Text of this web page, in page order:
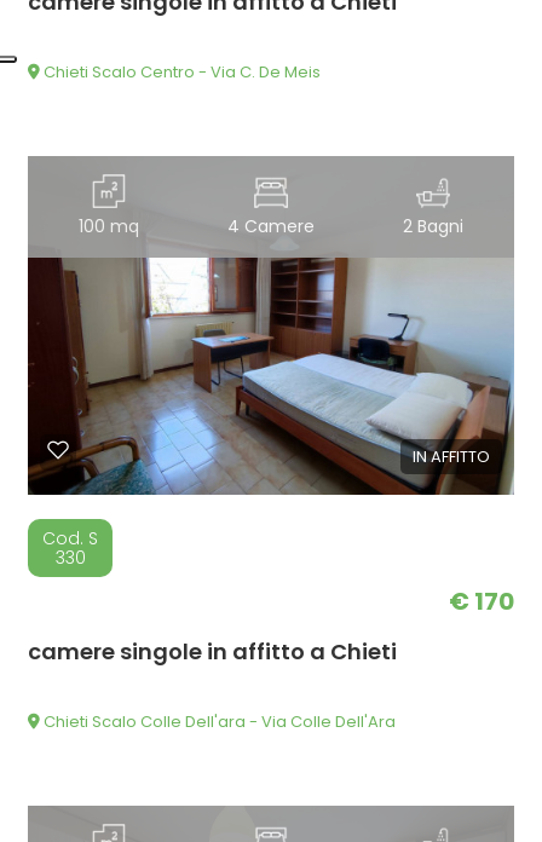
Chieti Scalo Centro - Via C. De Meis
100 mq 4 Camere 2 Bagni
IN AFFITTO
Cod. S
330
€ 170
camere singole in affitto a Chieti
Chieti Scalo Colle Dell'ara - Via Colle Dell'Ara